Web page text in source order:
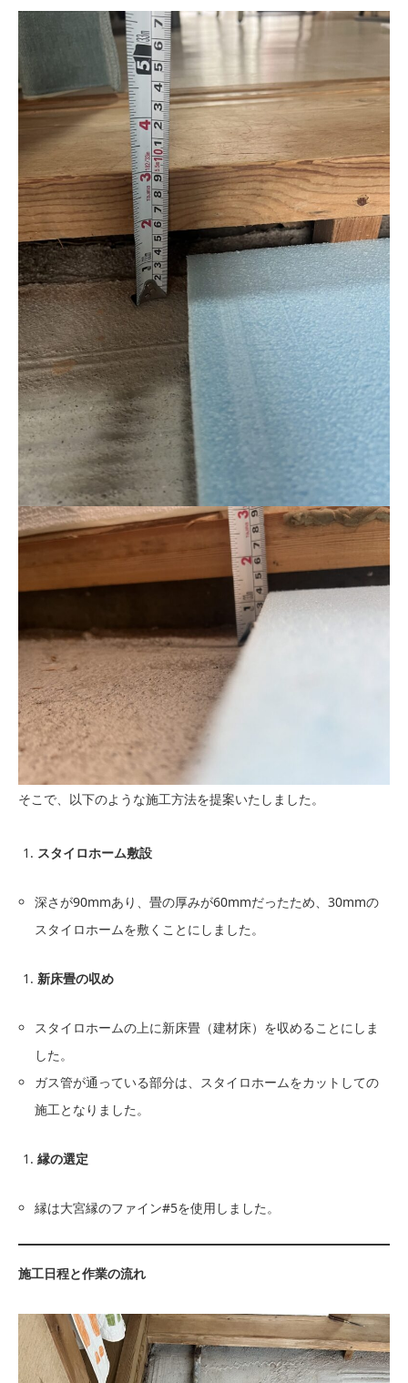
そこで、以下のような施工方法を提案いたしました。
スタイロホーム敷設
深さが90mmあり、畳の厚みが60mmだったため、30mmの
スタイロホームを敷くことにしました。
新床畳の収め
スタイロホームの上に新床畳（建材床）を収めることにしま
した。
ガス管が通っている部分は、スタイロホームをカットしての
施工となりました。
縁の選定
縁は大宮縁のファイン#5を使用しました。
施工日程と作業の流れ